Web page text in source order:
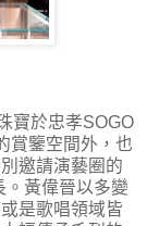
寶於忠孝SOGO
賞鑒空間外，也
邀請演藝圈的
。黃偉晉以多變
是歌唱領域皆